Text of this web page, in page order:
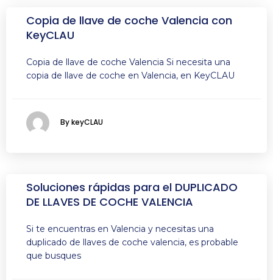
Copia de llave de coche Valencia con
KeyCLAU
Copia de llave de coche Valencia Si necesita una
copia de llave de coche en Valencia, en KeyCLAU
By keyCLAU
Soluciones rápidas para el DUPLICADO
DE LLAVES DE COCHE VALENCIA
Si te encuentras en Valencia y necesitas una
duplicado de llaves de coche valencia, es probable
que busques